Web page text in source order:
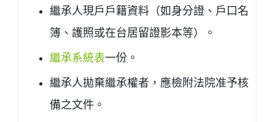
繼承人現戶戶籍資料（如身分證、戶口名
簿、護照或在台居留證影本等）。
繼承系統表一份。
繼承人拋棄繼承權者，應檢附法院准予核
備之文件。